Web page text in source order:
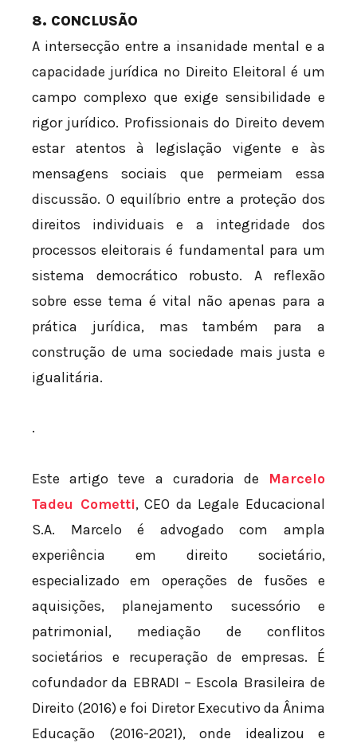
8. CONCLUSÃO
A intersecção entre a insanidade mental e a
capacidade jurídica no Direito Eleitoral é um
campo complexo que exige sensibilidade e
rigor jurídico. Profissionais do Direito devem
estar atentos à legislação vigente e às
mensagens sociais que permeiam essa
discussão. O equilíbrio entre a proteção dos
direitos individuais e a integridade dos
processos eleitorais é fundamental para um
sistema democrático robusto. A reflexão
sobre esse tema é vital não apenas para a
prática jurídica, mas também para a
construção de uma sociedade mais justa e
igualitária.
.
Este artigo teve a curadoria de Marcelo
Tadeu Cometti, CEO da Legale Educacional
S.A. Marcelo é advogado com ampla
experiência em direito societário,
especializado em operações de fusões e
aquisições, planejamento sucessório e
patrimonial, mediação de conflitos
societários e recuperação de empresas. É
cofundador da EBRADI – Escola Brasileira de
Direito (2016) e foi Diretor Executivo da Ânima
Educação (2016-2021), onde idealizou e